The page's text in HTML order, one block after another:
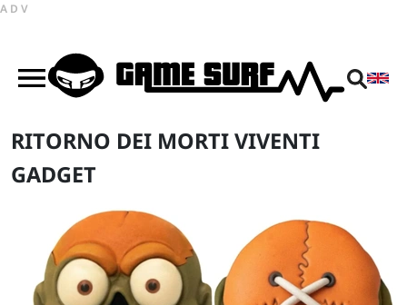
ADV
RITORNO DEI MORTI VIVENTI
GADGET